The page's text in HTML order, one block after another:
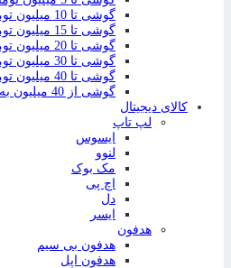
گوشی تا 10 میلیون تومان
گوشی تا 15 میلیون تومان
گوشی تا 20 میلیون تومان
گوشی تا 30 میلیون تومان
گوشی تا 40 میلیون تومان
گوشی از 40 میلیون به بالا
کالای دیجیتال
لپ تاپ
ایسوس
لنوو
مک بوک
اچ پی
دل
ایسر
هدفون
هدفون بی سیم
هدفون اپل